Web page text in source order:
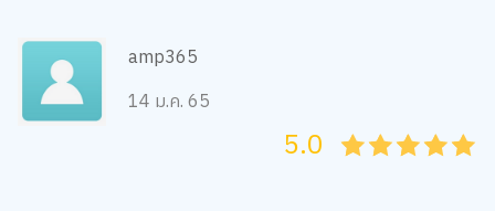
amp365
14 ม.ค. 65
45
4
35
3
25
2
15
1
05
5.0